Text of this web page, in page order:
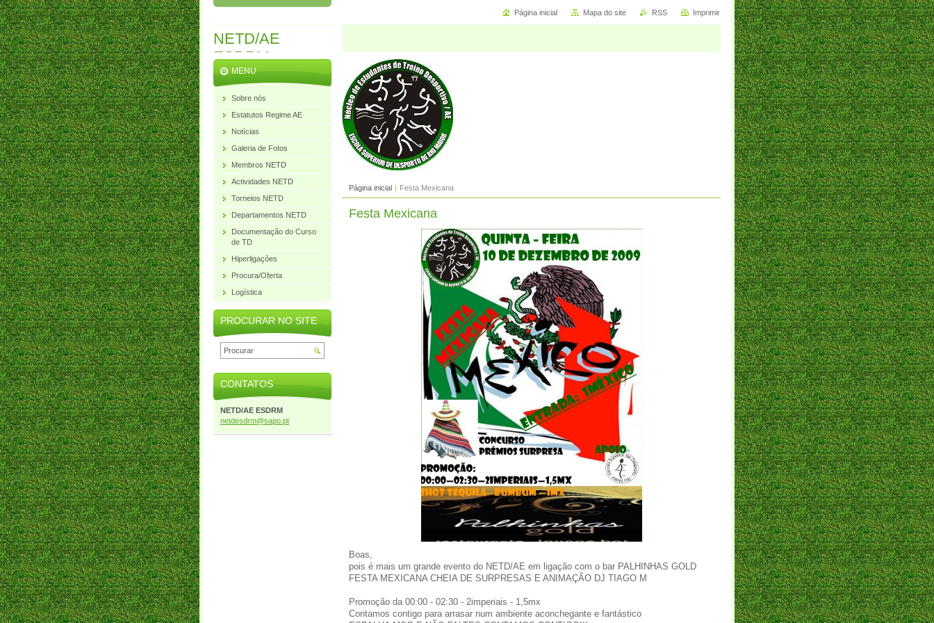
NETD/AE
ESDRM
Página inicial | Festa Mexicana
Festa Mexicana
Boas,
pois é mais um grande evento do NETD/AE em ligação com o bar PALHINHAS GOLD
FESTA MEXICANA CHEIA DE SURPRESAS E ANIMAÇÃO DJ TIAGO M
Promoção da 00:00 - 02:30 - 2imperiais - 1,5mx
Contamos contigo para arrasar num ambiente aconchegante e fantástico
MENU
Sobre nós
Estatutos Regime AE
Notícias
Galeria de Fotos
Membros NETD
Actividades NETD
Torneios NETD
Departamentos NETD
Documentação do Curso
de TD
Hiperligações
Procura/Oferta
Logística
PROCURAR NO SITE
CONTATOS
NETD/AE ESDRM
netdesdrm@sapo.pt
Página inicial Mapa do site RSS Imprimir